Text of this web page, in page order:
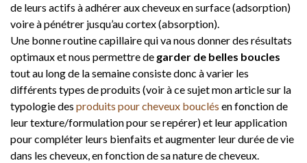
de leurs actifs à adhérer aux cheveux en surface (adsorption)
voire à pénétrer jusqu’au cortex (absorption).
Une bonne routine capillaire qui va nous donner des résultats
optimaux et nous permettre de garder de belles boucles
tout au long de la semaine consiste donc à varier les
différents types de produits (voir à ce sujet mon article sur la
typologie des produits pour cheveux bouclés en fonction de
leur texture/formulation pour se repérer) et leur application
pour compléter leurs bienfaits et augmenter leur durée de vie
dans les cheveux, en fonction de sa nature de cheveux.